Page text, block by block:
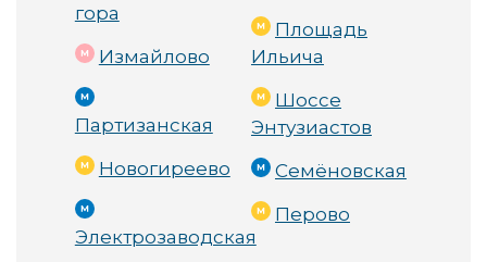
гора
Измайлово
Партизанская
Новогиреево
Электрозаводская
Площадь
Ильича
Шоссе
Энтузиастов
Семёновская
Перово